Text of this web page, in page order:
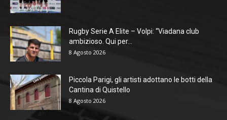
Rugby Serie A Elite – Volpi: “Viadana club
ambizioso. Qui per...
8 Agosto 2026
Piccola Parigi, gli artisti adottano le botti della
Cantina di Quistello
8 Agosto 2026